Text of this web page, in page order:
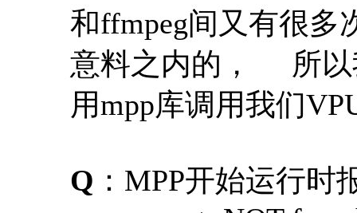
和ffmpeg间又有很多
意料之内的， 所以
用mpp库调用我们
Q ：MPP开始运行时